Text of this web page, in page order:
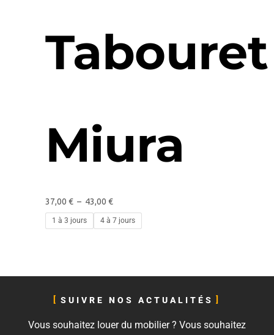
Tabouret
Miura
37,00 € – 43,00 €
1 à 3 jours 4 à 7 jours
SUIVRE NOS ACTUALITÉS
Vous souhaitez louer du mobilier ? Vous souhaitez